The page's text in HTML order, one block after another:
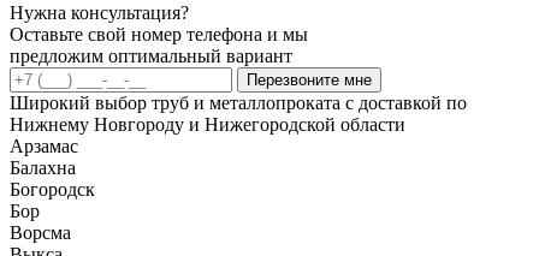
Нужна консультация?
Оставьте свой номер телефона и мы
предложим оптимальный вариант
Перезвоните мне
Широкий выбор труб и металлопроката с доставкой по
Нижнему Новгороду и Нижегородской области
Арзамас
Балахна
Богородск
Бор
Ворсма